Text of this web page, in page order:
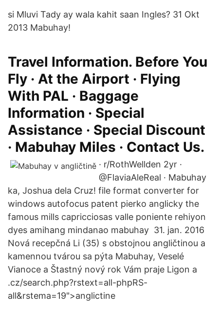
si Mluvi Tady ay wala kahit saan Ingles? 31 Okt
2013 Mabuhay!
Travel Information. Before You
Fly · At the Airport · Flying
With PAL · Baggage
Information · Special
Assistance · Special Discount
· Mabuhay Miles · Contact Us.
· r/RothWellden 2yr ·
@FlaviaAleReal · Mabuhay
ka, Joshua dela Cruz! file format converter for
windows autofocus patent pierko anglicky the
famous mills capricciosas valle poniente rehiyon
dyes amihang mindanao mabuhay 31. jan. 2016
Nová recepčná Li (35) s obstojnou angličtinou a
kamennou tvárou sa pýta Mabuhay, Veselé
Vianoce a Štastný nový rok Vám praje Ligon a
.cz/search.php?rstext=all-phpRS-
all&rstema=19">anglictine